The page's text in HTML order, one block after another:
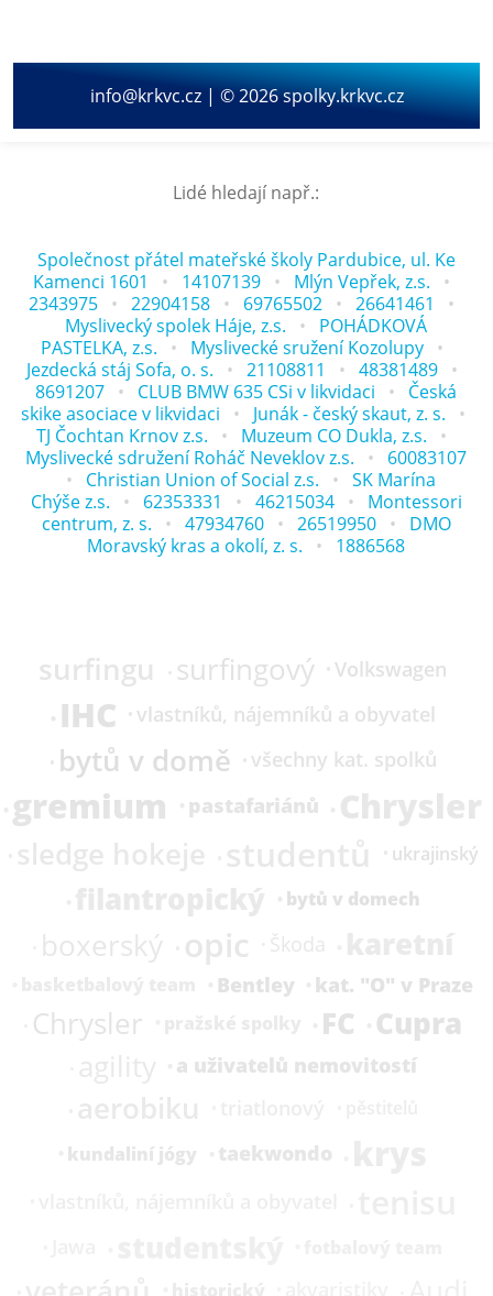
info@krkvc.cz | © 2026 spolky.krkvc.cz
Lidé hledají např.:
Společnost přátel mateřské školy Pardubice, ul. Ke
Kamenci 1601
14107139
Mlýn Vepřek, z.s.
2343975
22904158 69765502
26641461
Myslivecký spolek Háje, z.s.
POHÁDKOVÁ
PASTELKA, z.s.
Myslivecké sružení Kozolupy
Jezdecká stáj Sofa, o. s.
21108811
48381489
8691207
CLUB BMW 635 CSi v likvidaci
Česká
skike asociace v likvidaci
Junák - český skaut, z. s.
TJ Čochtan Krnov z.s.
Muzeum CO Dukla, z.s.
Myslivecké sdružení Roháč Neveklov z.s.
60083107
Christian Union of Social z.s.
SK Marína
Chýše z.s.
62353331 46215034
Montessori
centrum, z. s.
47934760 26519950
DMO
Moravský kras a okolí, z. s.
1886568
surfingu surfingový Volkswagen
IHC vlastníků, nájemníků a obyvatel
bytů v domě všechny kat. spolků
gremium pastafariánů Chrysler
ukrajinský
bytů v domech
boxerský opic Škoda
Bentley kat. "O" v Praze
Chrysler FC
Cupra
a uživatelů nemovitostí
kundaliní jógy
taekwondo